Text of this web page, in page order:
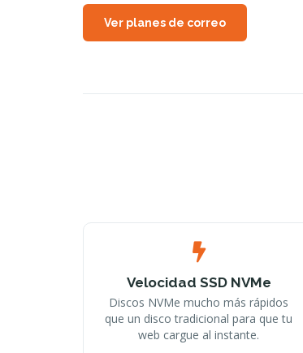
Ver planes de correo
Velocidad SSD NVMe
Discos NVMe mucho más rápidos
que un disco tradicional para que tu
web cargue al instante.